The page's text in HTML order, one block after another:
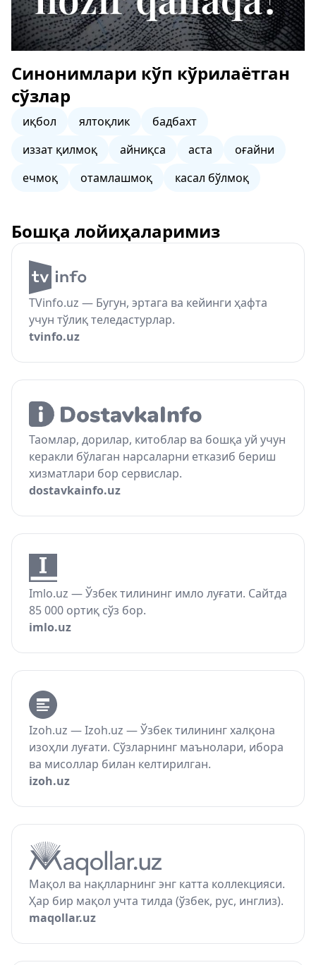
Синонимлари кўп кўрилаётган
сўзлар
иқбол ялтоқлик
бадбахт
иззат қилмоқ
айниқса аста
оғайни
ечмоқ
отамлашмоқ касал бўлмоқ
Бошқа лойиҳаларимиз
TVinfo.uz — Бугун, эртага ва кейинги ҳафта
учун тўлиқ теледастурлар.
tvinfo.uz
Таомлар, дорилар, китоблар ва бошқа уй учун
керакли бўлаган нарсаларни етказиб бериш
хизматлари бор сервислар.
dostavkainfo.uz
Imlo.uz — Ўзбек тилининг имло луғати. Сайтда
85 000 ортиқ сўз бор.
imlo.uz
Izoh.uz — Izoh.uz — Ўзбек тилининг халқона
изоҳли луғати. Сўзларнинг маънолари, ибора
ва мисоллар билан келтирилган.
izoh.uz
Мақол ва нақлларнинг энг катта коллекцияси.
Ҳар бир мақол учта тилда (ўзбек, рус, инглиз).
maqollar.uz